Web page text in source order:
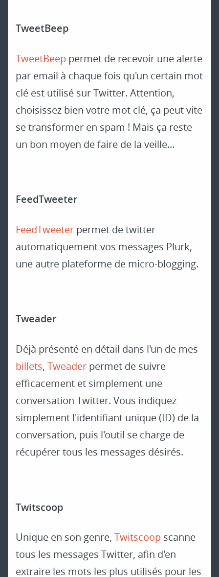
TweetBeep
TweetBeep permet de recevoir une alerte
par email à chaque fois qu'un certain mot
clé est utilisé sur Twitter. Attention,
choisissez bien votre mot clé, ça peut vite
se transformer en spam ! Mais ça reste
un bon moyen de faire de la veille...
FeedTweeter
FeedTweeter permet de twitter
automatiquement vos messages Plurk,
une autre plateforme de micro-blogging.
Tweader
Déjà présenté en détail dans l'un de mes
billets, Tweader permet de suivre
efficacement et simplement une
conversation Twitter. Vous indiquez
simplement l'identifiant unique (ID) de la
conversation, puis l'outil se charge de
récupérer tous les messages désirés.
Twitscoop
Unique en son genre, Twitscoop scanne
tous les messages Twitter, afin d'en
extraire les mots les plus utilisés pour les